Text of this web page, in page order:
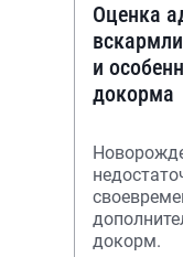
Оценка
и
докорма
докорм.